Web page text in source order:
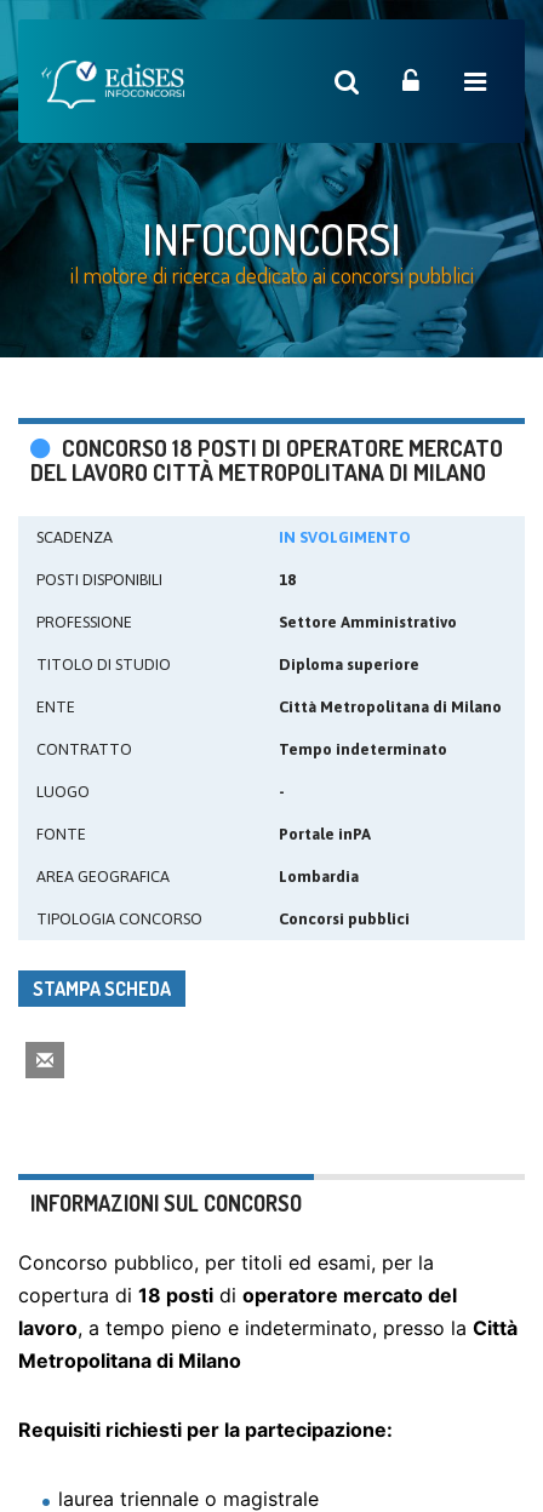
INFOCONCORSI
il motore di ricerca dedicato ai concorsi pubblici
CONCORSO 18 POSTI DI OPERATORE MERCATO
DEL LAVORO CITTÀ METROPOLITANA DI MILANO
SCADENZA IN SVOLGIMENTO
POSTI DISPONIBILI 18
PROFESSIONE Settore Amministrativo
TITOLO DI STUDIO Diploma superiore
ENTE Città Metropolitana di Milano
CONTRATTO Tempo indeterminato
LUOGO -
FONTE Portale inPA
AREA GEOGRAFICA Lombardia
TIPOLOGIA CONCORSO Concorsi pubblici
STAMPA SCHEDA
INFORMAZIONI SUL CONCORSO
Concorso pubblico, per titoli ed esami, per la
copertura di 18 posti di operatore mercato del
lavoro, a tempo pieno e indeterminato, presso la Città
Metropolitana di Milano
Requisiti richiesti per la partecipazione:
laurea triennale o magistrale